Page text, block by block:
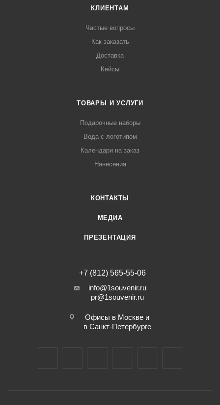
КЛИЕНТАМ
Частые вопросы
Как заказать
Доставка
Кейсы
ТОВАРЫ И УСЛУГИ
Подарочные наборы
Вода с логотипом
Календари на заказ
Нанесения
КОНТАКТЫ
МЕДИА
ПРЕЗЕНТАЦИЯ
+7 (812) 565-55-06
info@1souvenir.ru
pr@1souvenir.ru
Офисы в Москве и
в Санкт-Петербурге